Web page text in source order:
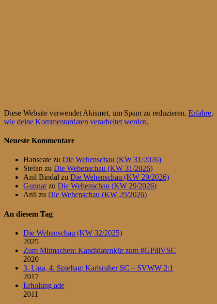
Diese Website verwendet Akismet, um Spam zu reduzieren. Erfahre,
wie deine Kommentardaten verarbeitet werden.
Neueste Kommentare
Hanseate zu Die Wehenschau (KW 31/2026)
Stefan zu Die Wehenschau (KW 31/2026)
Anil Bindal zu Die Wehenschau (KW 29/2026)
Gunnarzu Die Wehenschau (KW 29/2026)
Anil zu Die Wehenschau (KW 29/2026)
An diesem Tag
Die Wehenschau (KW 32/2025)
2025
Zum Mitmachen: Kandidatenkür zum #GPdlVSC
2020
3. Liga, 4. Spieltag: Karlsruher SC – SVWW 2:1
2017
Erholung ade
2011